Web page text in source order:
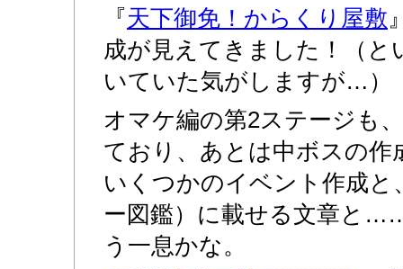
『天下御免！からくり屋敷
成が見えてきました！（と
いていた気がしますが…）
オマケ編の第2ステージも
ており、あとは中ボスの作
いくつかのイベント作成と
ー図鑑）に載せる文章と
う一息かな。